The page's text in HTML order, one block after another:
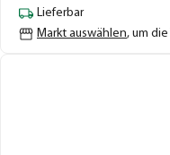
Lieferbar
Markt auswählen, um